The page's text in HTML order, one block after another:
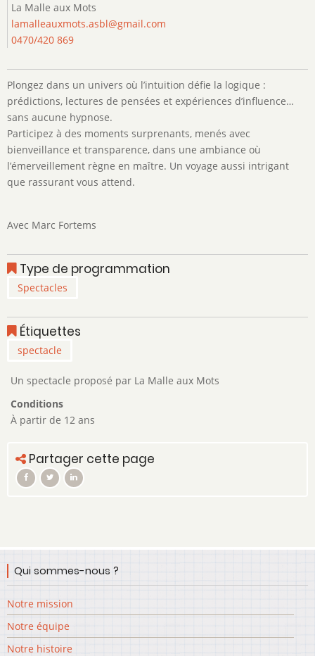
La Malle aux Mots
lamalleauxmots.asbl@gmail.com
0470/420 869
Plongez dans un univers où l’intuition défie la logique :
prédictions, lectures de pensées et expériences d’influence…
sans aucune hypnose.
Participez à des moments surprenants, menés avec
bienveillance et transparence, dans une ambiance où
l’émerveillement règne en maître. Un voyage aussi intrigant
que rassurant vous attend.
Avec Marc Fortems
Type de programmation
Spectacles
Étiquettes
spectacle
Un spectacle proposé par La Malle aux Mots
Conditions
À partir de 12 ans
Partager cette page
Qui sommes-nous ?
Notre mission
Notre équipe
Notre histoire